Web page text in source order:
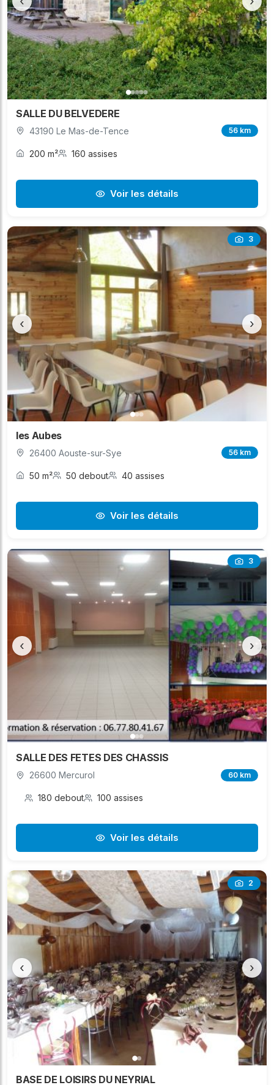
SALLE DU BELVEDERE
43190 Le Mas-de-Tence 56 km
200 m² 160 assises
Voir les détails
3
‹ ›
les Aubes
26400 Aouste-sur-Sye 56 km
50 m² 50 debout 40 assises
Voir les détails
3
‹ ›
SALLE DES FETES DES CHASSIS
26600 Mercurol 60 km
180 debout 100 assises
Voir les détails
2
‹ ›
BASE DE LOISIRS DU NEYRIAL